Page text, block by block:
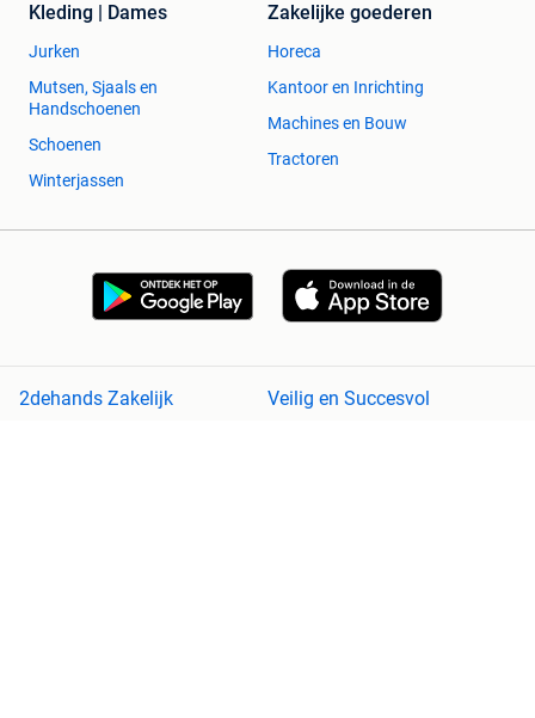
Kleding | Dames
Jurken
Mutsen, Sjaals en
Handschoenen
Schoenen
Winterjassen
Zakelijke goederen
Horeca
Kantoor en Inrichting
Machines en Bouw
Tractoren
2dehands Zakelijk
Veilig en Succesvol